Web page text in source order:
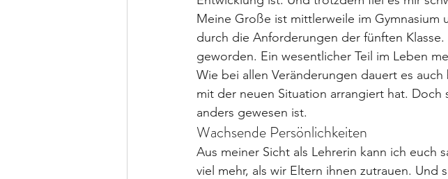
Meine Große ist mittlerweile im Gymnasium
durch die Anforderungen der fünften
geworden. Ein wesentlicher Teil im Leben
Wie bei allen Veränderungen dauert es
mit der neuen Situation arrangiert hat.
anders gewesen ist.
Wachsende Persönlichkeiten
Aus meiner Sicht als Lehrerin kann ich euch
viel mehr, als wir Eltern ihnen zutrauen. Und